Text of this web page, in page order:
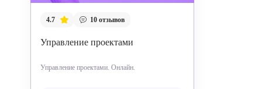
4.7 10 отзывов
Управление проектами
Управление проектами. Онлайн.